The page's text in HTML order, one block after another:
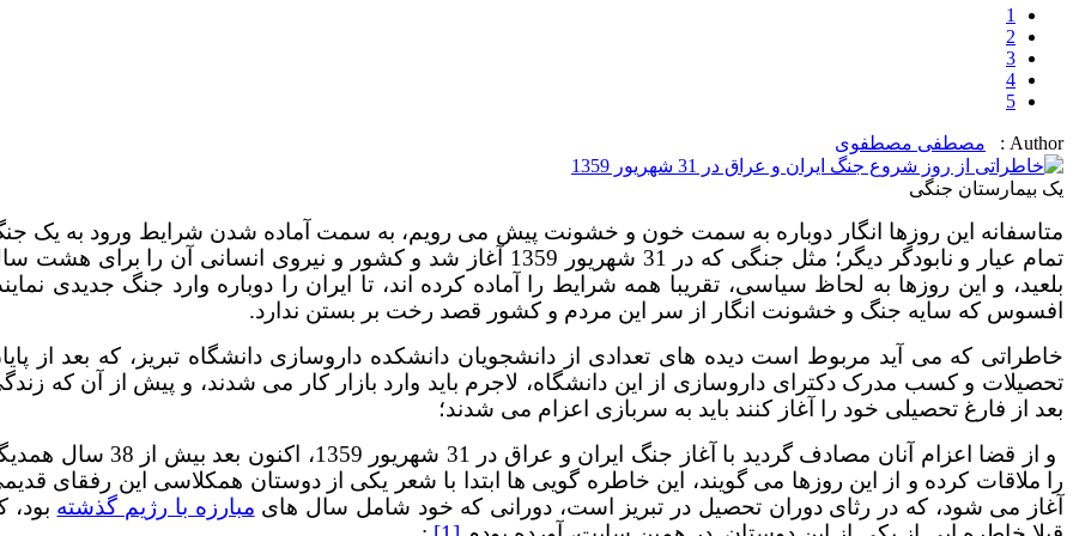
1
2
3
4
5
Author : مصطفی مصطفوی
یک بیمارستان جنگی
متاسفانه این روزها انگار دوباره به سمت خون و خشونت پیش می رویم، به سمت آماده شدن شرایط ورود به یک
تمام عیار و نابودگر دیگر؛ مثل جنگی که در 31 شهریور 1359 آغاز شد و کشور و نیروی انسانی آن را برای هشت
بلعید، و این روزها به لحاظ سیاسی، تقریبا همه شرایط را آماده کرده اند، تا ایران را دوباره وارد جنگ جدیدی
افسوس که سایه جنگ و خشونت انگار از سر این مردم و کشور قصد رخت بر بستن ندارد.
خاطراتی که می آید مربوط است دیده های تعدادی از دانشجویان دانشکده داروسازی دانشگاه تبریز، که بعد از
تحصیلات و کسب مدرک دکترای داروسازی از این دانشگاه، لاجرم باید وارد بازار کار می شدند، و پیش از آن که
بعد از فارغ تحصیلی خود را آغاز کنند باید به سربازی اعزام می شدند؛
و از قضا اعزام آنان مصادف گردید با آغاز جنگ ایران و عراق در 31 شهریور 1359، اکنون بعد بیش از 38
را ملاقات کرده و از این روزها می گویند، این خاطره گویی ها ابتدا با شعر یکی از دوستان همکلاسی این رفقای
آغاز می شود، که در رثای دوران تحصیل در تبریز است، دورانی که خود شامل سال های مبارزه با رژیم گذشته بود،